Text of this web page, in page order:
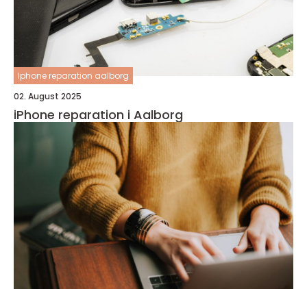
Iphone reparation aalborg
02. August 2025
iPhone reparation i Aalborg